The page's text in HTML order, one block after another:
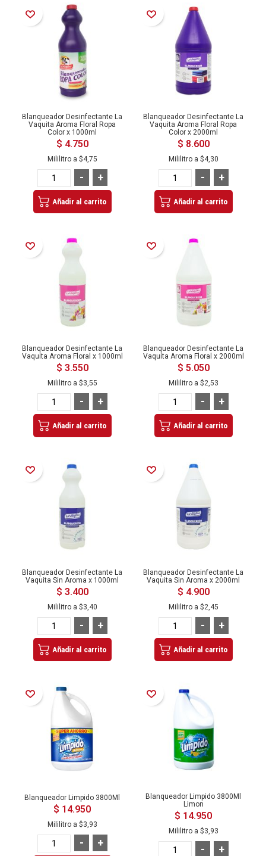
Añadir a la Lista de Deseos
Blanqueador Desinfectante La
Vaquita Aroma Floral Ropa
Color x 1000ml
$ 4.750
Mililitro a $4,75
+
-
Añadir al carrito
Añadir a la Lista de Deseos
Blanqueador Desinfectante La
Vaquita Aroma Floral Ropa
Color x 2000ml
$ 8.600
Mililitro a $4,30
+
-
Añadir al carrito
Añadir a la Lista de Deseos
Blanqueador Desinfectante La
Vaquita Aroma Floral x 1000ml
$ 3.550
Mililitro a $3,55
+
-
Añadir al carrito
Añadir a la Lista de Deseos
Blanqueador Desinfectante La
Vaquita Aroma Floral x 2000ml
$ 5.050
Mililitro a $2,53
+
-
Añadir al carrito
Añadir a la Lista de Deseos
Blanqueador Desinfectante La
Vaquita Sin Aroma x 1000ml
$ 3.400
Mililitro a $3,40
+
-
Añadir al carrito
Añadir a la Lista de Deseos
Blanqueador Desinfectante La
Vaquita Sin Aroma x 2000ml
$ 4.900
Mililitro a $2,45
+
-
Añadir al carrito
Añadir a la Lista de Deseos
Blanqueador Limpido 3800Ml
$ 14.950
Mililitro a $3,93
+
-
Añadir a la Lista de Deseos
Blanqueador Limpido 3800Ml
Limon
$ 14.950
Mililitro a $3,93
+
-